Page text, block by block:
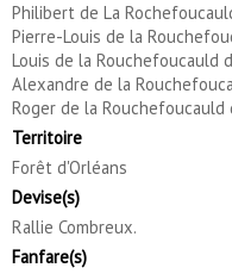
Philibert de La
Pierre-Louis de la
Louis de la Rouchefoucauld
Alexandre de la
Roger de la
Territoire
Forêt d'Orléans
Devise(s)
Rallie Combreux.
Fanfare(s)